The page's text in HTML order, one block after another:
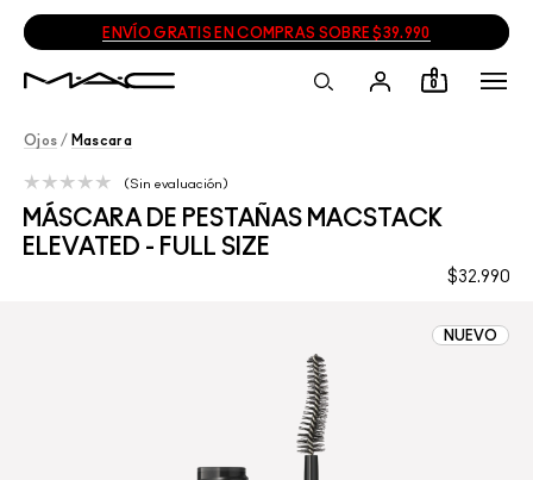
ENVÍO GRATIS EN COMPRAS SOBRE $39.990
0
Ojos / Mascara
MÁSCARA DE PESTAÑAS MACSTACK
ELEVATED - FULL SIZE
$32.990
Sin evaluación
NUEVO